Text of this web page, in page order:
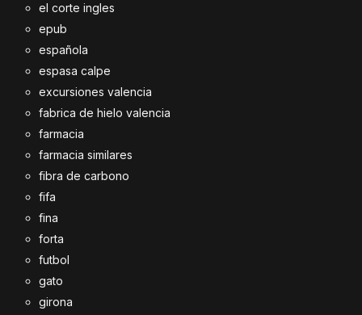
el corte ingles
epub
española
espasa calpe
excursiones valencia
fabrica de hielo valencia
farmacia
farmacia similares
fibra de carbono
fifa
fina
forta
futbol
gato
girona